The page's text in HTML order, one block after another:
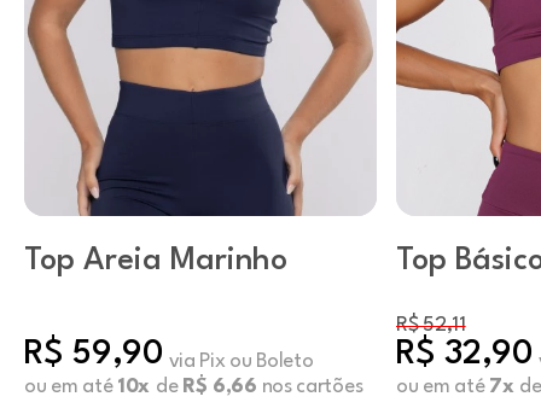
Top Areia Marinho
R$ 59,90 via Pix ou Boleto
ou em até 10x de R$ 6,66 nos cartões
Top
R$ 52,11
R$ 32,90
ou em até 7x